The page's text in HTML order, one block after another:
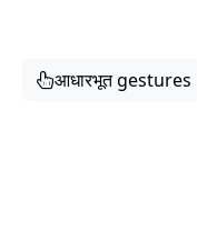
आधारभूत gestures